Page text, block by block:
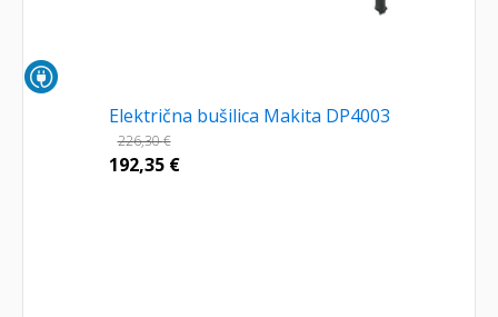
Električna bušilica Makita DP4003
226,30€
192,35 €